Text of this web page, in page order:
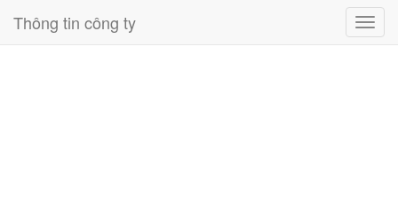
Thông tin công ty